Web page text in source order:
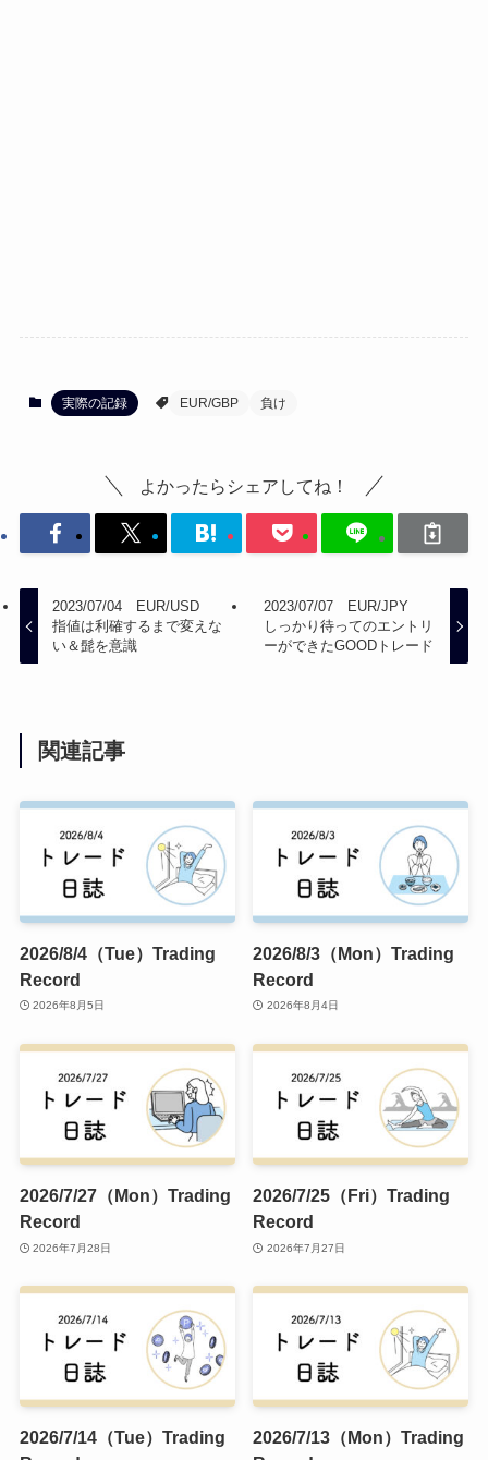
実際の記録 EUR/GBP 負け
よかったらシェアしてね！
2023/07/04 EUR/USD
指値は利確するまで変えな
い＆髭を意識
2023/07/07 EUR/JPY
しっかり待ってのエントリ
ーができたGOODトレード
関連記事
2026/8/4（Tue）Trading
Record
2026年8月5日
2026/8/3（Mon）Trading
Record
2026年8月4日
2026/7/27（Mon）Trading
Record
2026年7月28日
2026/7/25（Fri）Trading
Record
2026年7月27日
2026/7/14（Tue）Trading
2026/7/13（Mon）Trading